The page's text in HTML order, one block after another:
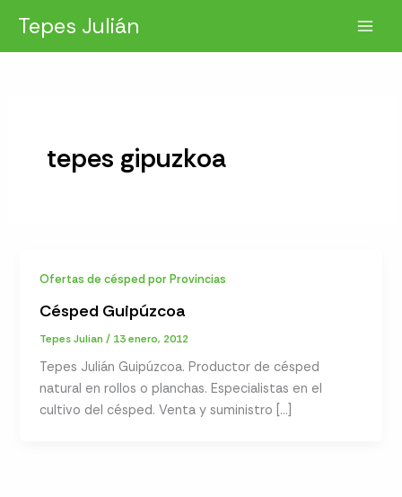
contenido
Tepes Julián
tepes gipuzkoa
Ofertas de césped por Provincias
Césped Guipúzcoa
Tepes Julian/ 13 enero, 2012
Tepes Julián Guipúzcoa. Productor de césped
natural en rollos o planchas. Especialistas en el
cultivo del césped. Venta y suministro […]